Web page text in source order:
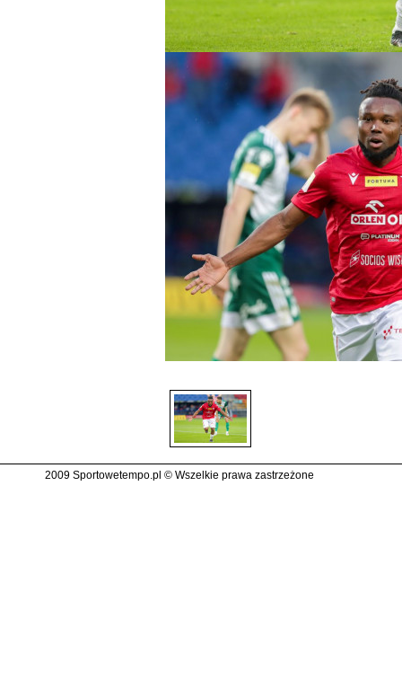
2009 Sportowetempo.pl © Wszelkie prawa zastrzeżone